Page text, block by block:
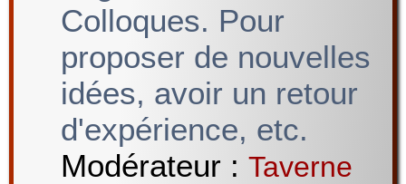
Colloques. Pour
proposer de nouvelles
idées, avoir un retour
d'expérience, etc.
Modérateur : Taverne